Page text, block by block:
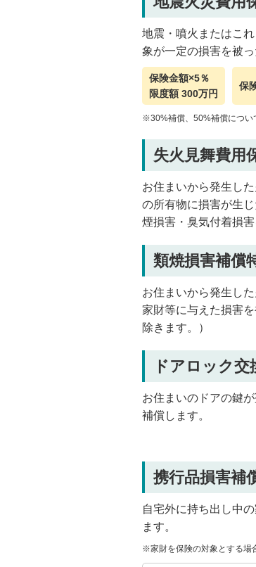
地震・噴火またはこ
象が一定の損害を被
保険金額×5％
限度額 300万円
保
※30%補償、50%補償につい
失火見舞費用
お住まいから発生し
の所有物に損害が生
煙損害・臭気付着損害
類焼損害補償
お住まいから発生し
家財等に与えた損害
除きます。）
ドアロック
お住まいのドアの鍵
補償します。
携行品損害補
自宅外に持ち出し中
ます。
※家財を保険の対象とする場